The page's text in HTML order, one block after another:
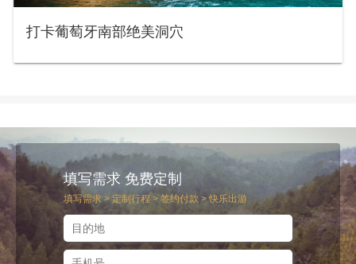
打卡葡萄牙南部绝美洞穴
填写需求 免费定制
填写需求 > 定制行程 > 签约付款 > 快乐出游